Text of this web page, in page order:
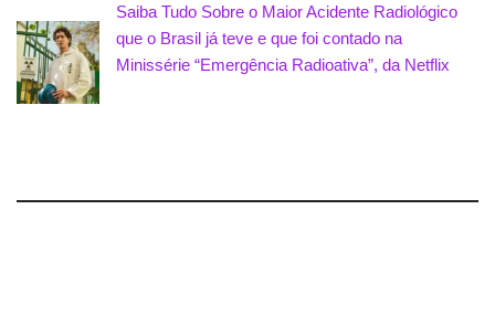
Saiba Tudo Sobre o Maior Acidente Radiológico
que o Brasil já teve e que foi contado na
Minissérie “Emergência Radioativa”, da Netflix